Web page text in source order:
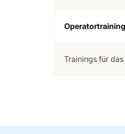
Operatortraining
Trainings für